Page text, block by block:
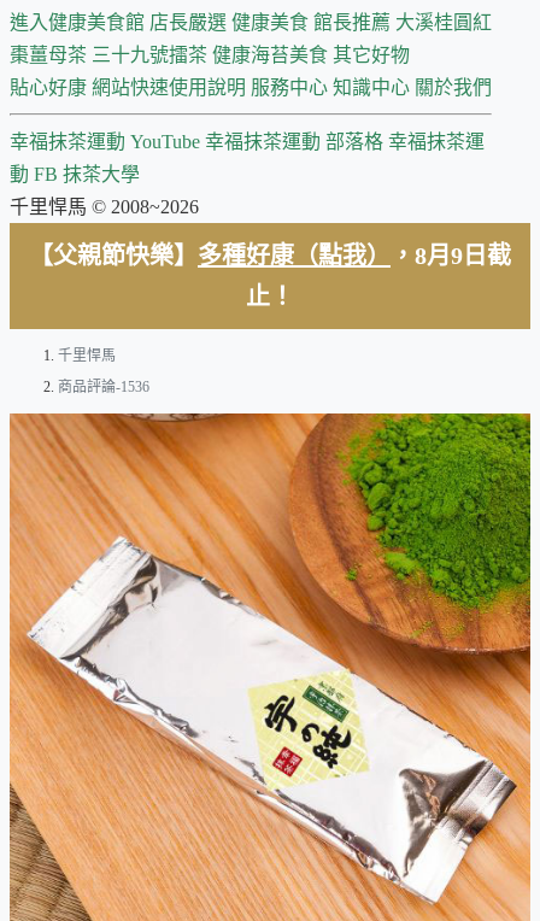
進入健康美食館 店長嚴選 健康美食 館長推薦 大溪桂圓紅
棗薑母茶 三十九號擂茶 健康海苔美食 其它好物
貼心好康 網站快速使用說明 服務中心 知識中心 關於我們
幸福抹茶運動 YouTube 幸福抹茶運動 部落格 幸福抹茶運
動 FB 抹茶大學
千里悍馬 © 2008~2026
【父親節快樂】 多種好康（點我）
，8月9日截
止！
千里悍馬
商品評論-1536